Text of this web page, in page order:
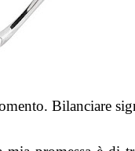
Bilanciare